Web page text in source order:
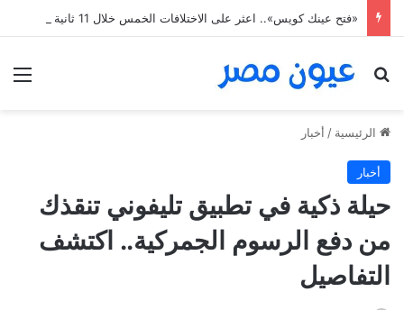
بحث عن
الرئيسية / أخبار
أخبار
حيلة ذكية في تطبيق تليفوني تنقذك
من دفع الرسوم الجمركية.. اكتشف
التفاصيل